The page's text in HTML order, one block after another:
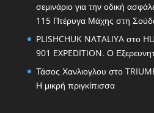
σεμινάριο για την οδική
115 Πτέρυγα Μάχης στη
PLISHCHUK NATALIYAστο
901 EXPEDITION. Ο
Τάσος Χανλιογλου στο
Η μικρή πριγκίπισσα